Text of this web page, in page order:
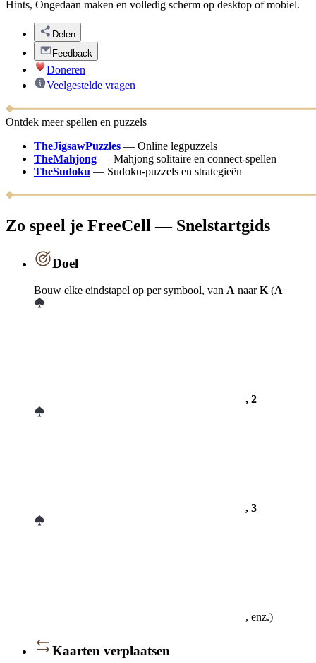
Hints, Ongedaan maken en volledig scherm op desktop of mobiel.
Delen
Feedback
Doneren
Veelgestelde vragen
Ontdek meer spellen en puzzels
TheJigsawPuzzles — Online legpuzzels
TheMahjong — Mahjong solitaire en connect-spellen
TheSudoku — Sudoku-puzzels en strategieën
Zo speel je FreeCell — Snelstartgids
Doel
Bouw elke eindstapel op per symbool, van A naarK (A
, 2
, 3
, enz.)
Kaarten verplaatsen